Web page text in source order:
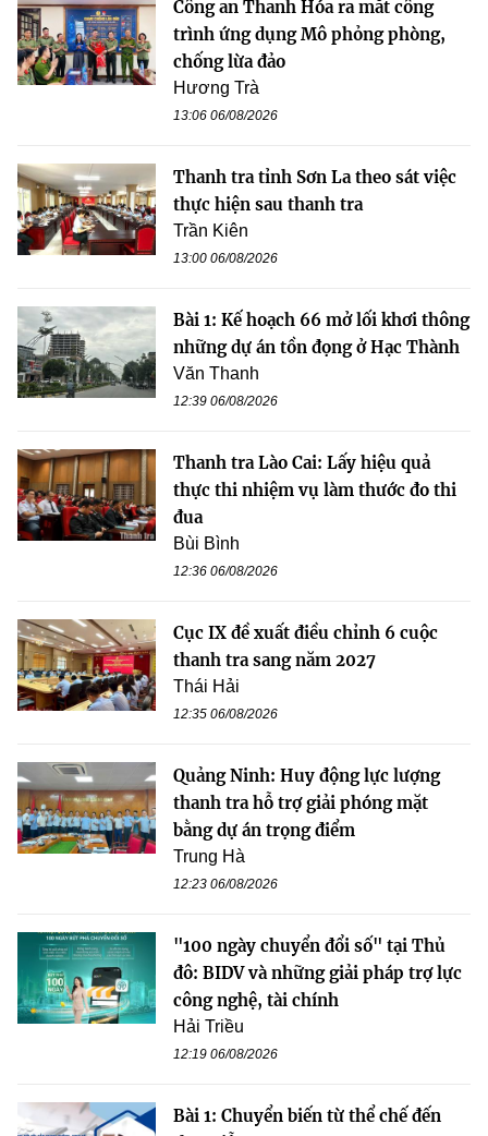
Công an Thanh Hóa ra mắt công
trình ứng dụng Mô phỏng phòng,
chống lừa đảo
Hương Trà
13:06 06/08/2026
Thanh tra tỉnh Sơn La theo sát việc
thực hiện sau thanh tra
Trần Kiên
13:00 06/08/2026
Bài 1: Kế hoạch 66 mở lối khơi thông
những dự án tồn đọng ở Hạc Thành
Văn Thanh
12:39 06/08/2026
Thanh tra Lào Cai: Lấy hiệu quả
thực thi nhiệm vụ làm thước đo thi
đua
Bùi Bình
12:36 06/08/2026
Cục IX đề xuất điều chỉnh 6 cuộc
thanh tra sang năm 2027
Thái Hải
12:35 06/08/2026
Quảng Ninh: Huy động lực lượng
thanh tra hỗ trợ giải phóng mặt
bằng dự án trọng điểm
Trung Hà
12:23 06/08/2026
"100 ngày chuyển đổi số" tại Thủ
đô: BIDV và những giải pháp trợ lực
công nghệ, tài chính
Hải Triều
12:19 06/08/2026
Bài 1: Chuyển biến từ thể chế đến